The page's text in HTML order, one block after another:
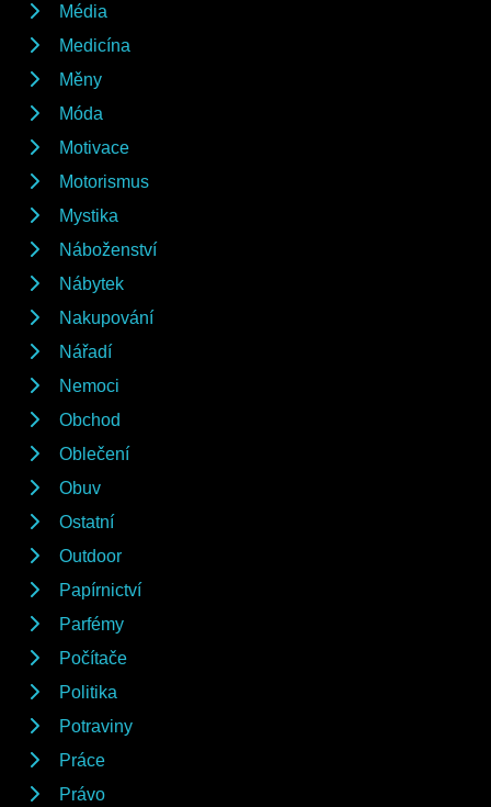
Média
Medicína
Měny
Móda
Motivace
Motorismus
Mystika
Náboženství
Nábytek
Nakupování
Nářadí
Nemoci
Obchod
Oblečení
Obuv
Ostatní
Outdoor
Papírnictví
Parfémy
Počítače
Politika
Potraviny
Práce
Právo